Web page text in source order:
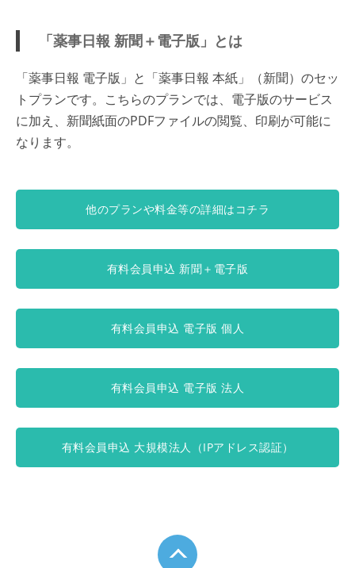
「薬事日報 新聞＋電子版」とは
「薬事日報 電子版」と「薬事日報 本紙」（新聞）のセッ
トプランです。こちらのプランでは、電子版のサービス
に加え、新聞紙面のPDFファイルの閲覧、印刷が可能に
なります。
他のプランや料金等の詳細はコチラ
有料会員申込 新聞＋電子版
有料会員申込 電子版 個人
有料会員申込 電子版 法人
有料会員申込 大規模法人（IPアドレス認証）